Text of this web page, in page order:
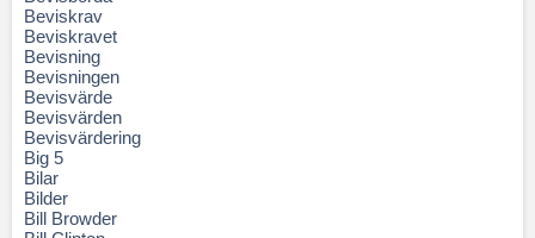
Beviskrav
Beviskravet
Bevisning
Bevisningen
Bevisvärde
Bevisvärden
Bevisvärdering
Big 5
Bilar
Bilder
Bill Browder